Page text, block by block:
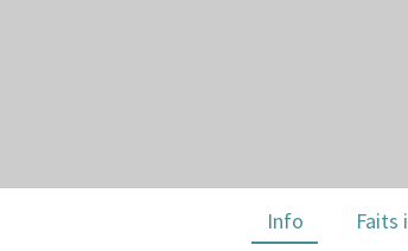
Info Faits